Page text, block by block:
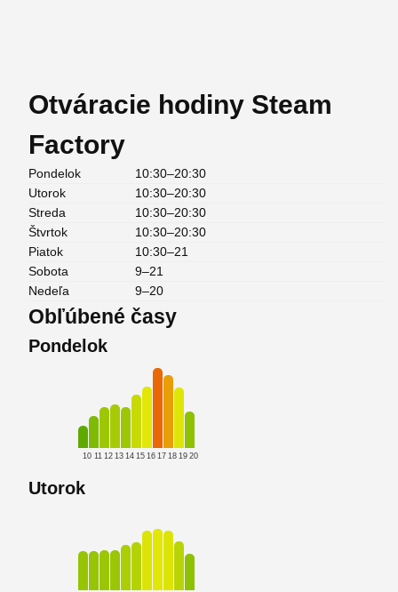
Otváracie hodiny Steam
Factory
Pondelok
10:30–20:30
Utorok
10:30–20:30
Streda
10:30–20:30
Štvrtok
10:30–20:30
Piatok
10:30–21
Sobota
9–21
Nedeľa
9–20
Obľúbené časy
Pondelok
10 11 12 13 14 15 16 17 18 19 20
Utorok